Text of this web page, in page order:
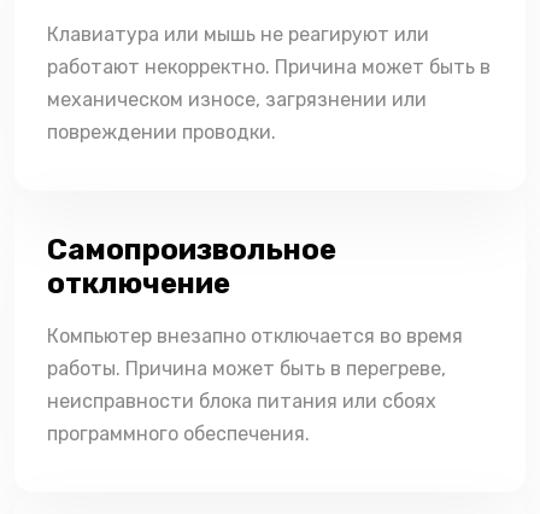
Клавиатура или мышь не реагируют или
работают некорректно. Причина может быть в
механическом износе, загрязнении или
повреждении проводки.
Самопроизвольное
отключение
Компьютер внезапно отключается во время
работы. Причина может быть в перегреве,
неисправности блока питания или сбоях
программного обеспечения.